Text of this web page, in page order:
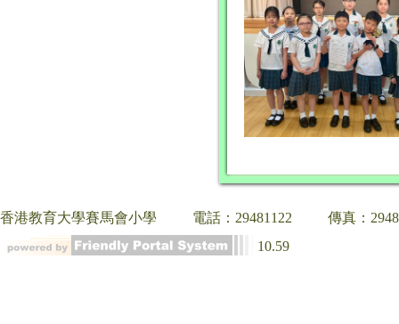
香港教育大學賽馬會小學 電話：29481122
傳真：
10.59